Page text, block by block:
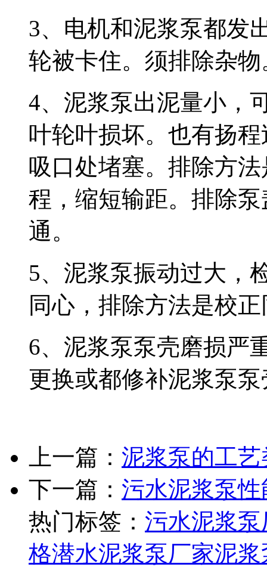
3、电机和泥浆泵都发
轮被卡住。须排除杂物
4、泥浆泵出泥量小，
叶轮叶损坏。也有扬
吸口处堵塞。排除方
程，缩短输距。排除
通。
5、泥浆泵振动过大，
同心，排除方法是校
6、泥浆泵泵壳磨损严
更换或都修补泥浆泵泵
上一篇： 泥浆泵的工艺
下一篇： 污水泥浆泵
热门标签： 污水泥浆泵
格潜水泥浆泵厂家泥浆